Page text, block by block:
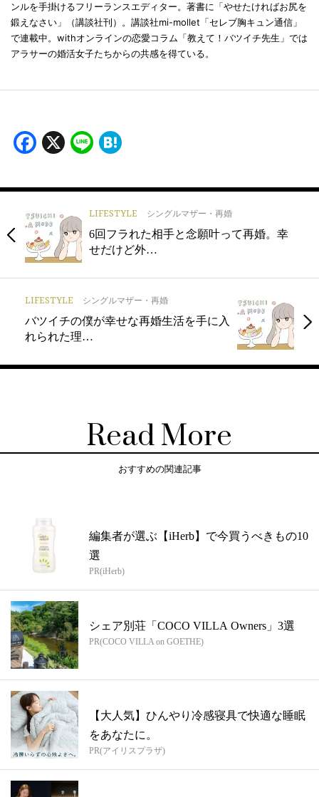
ンルを手掛けるフリーランスエディター。著書に「やせたければお尻を
鍛えなさい」（講談社刊）。講談社mi-mollet「セレブ胸キュン通信」
で連載中。withオンラインの恋愛コラム「教えて！バツイチ先生」では
アラサーの婚活女子たちからの共感を得ている。
Facebook
X Line
LIFESTYLE シングルマザー・再婚
6回フラれた相手と念願叶って再婚。幸
せだけど外…
LIFESTYLE シングルマザー・再婚
バツイチの僕が幸せな再婚生活を手に入
れられた理…
Read More
おすすめの関連記事
編集者が選ぶ【iHerb】で今買うべきもの10
選
PR(iHerb)
シェア別荘「COCO VILLA Owners」3選
PR(COCO VILLA on GOETHE)
【大人気】ひんやり冷感寝具で快適な睡眠
をあなたに。
PR(アイリスプラザ)